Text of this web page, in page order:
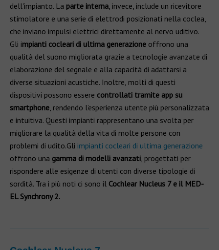
dell'impianto. La parte interna, invece, include un ricevitore
stimolatore e una serie di elettrodi posizionati nella coclea,
che inviano impulsi elettrici direttamente al nervo uditivo.
Gli impianti cocleari di ultima generazione offrono una
qualità del suono migliorata grazie a tecnologie avanzate di
elaborazione del segnale e alla capacità di adattarsi a
diverse situazioni acustiche. Inoltre, molti di questi
dispositivi possono essere controllati tramite app su
smartphone, rendendo l’esperienza utente più personalizzata
e intuitiva. Questi impianti rappresentano una svolta per
migliorare la qualità della vita di molte persone con
problemi di udito.Gli impianti cocleari di ultima generazione
offrono una gamma di modelli avanzati, progettati per
rispondere alle esigenze di utenti con diverse tipologie di
sordità. Tra i più noti ci sono il Cochlear Nucleus 7 e il MED-
EL Synchrony 2.